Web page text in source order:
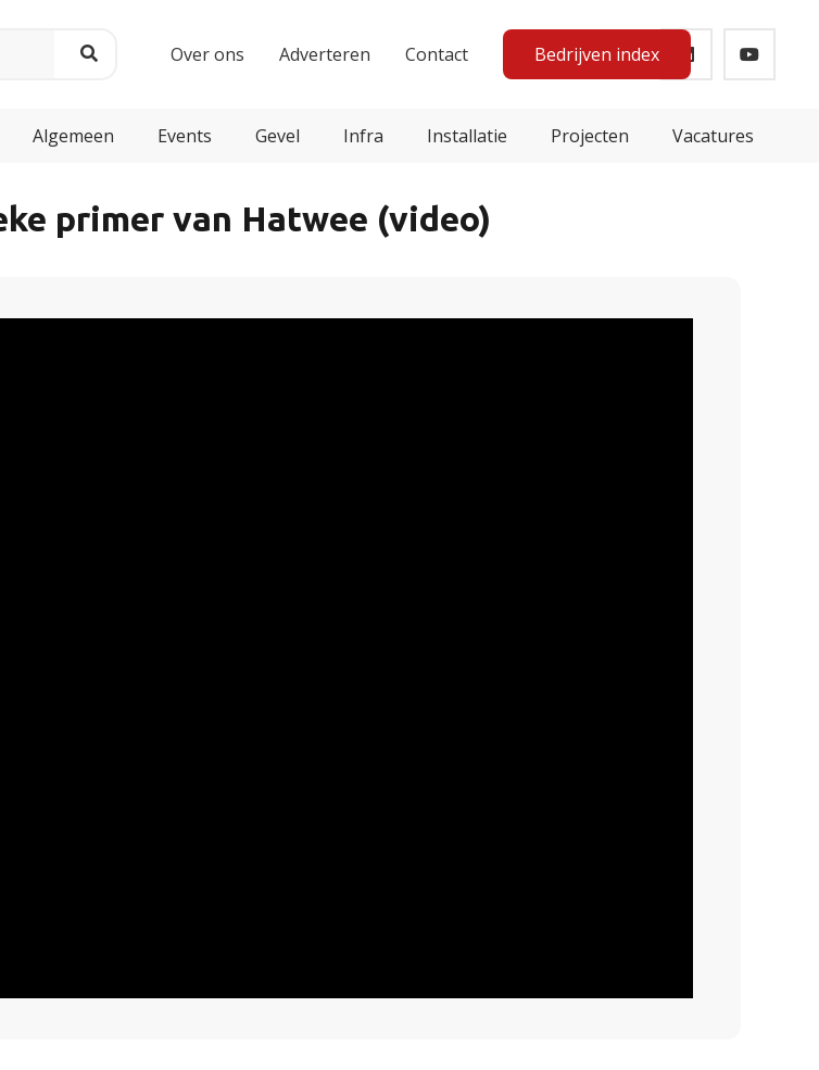
Over ons Adverteren Contact Bedrijven index
Algemeen Events Gevel Infra Installatie Projecten Vacatures
primer van Hatwee (video)